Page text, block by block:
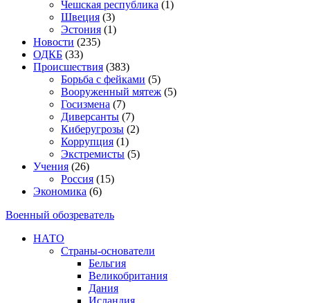
Чешская республика (1)
Швеция (3)
Эстония (1)
Новости (235)
ОДКБ (33)
Происшествия (383)
Борьба с фейками (5)
Вооруженный мятеж (5)
Госизмена (7)
Диверсанты (7)
Киберугрозы (2)
Коррупция (1)
Экстремисты (5)
Учения (26)
Россия (15)
Экономика (6)
Военный обозреватель
НАТО
Страны-основатели
Бельгия
Великобритания
Дания